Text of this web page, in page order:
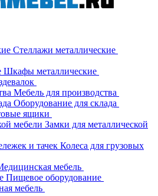
Стеллажи металлические
Шкафы металлические
Мебель для производства
Оборудование для склада
ящики
Замки для металлической
Колеса для грузовых
мебель
Пищевое оборудование
мебель